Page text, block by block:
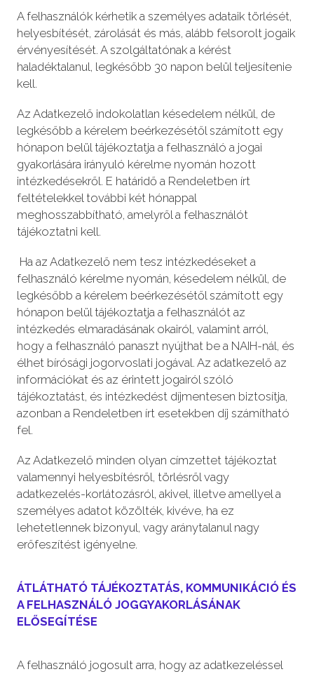
A felhasználók kérhetik a személyes adataik törlését,
helyesbítését, zárolását és más, alább felsorolt jogaik
érvényesítését. A szolgáltatónak a kérést
haladéktalanul, legkésőbb 30 napon belül teljesítenie
kell.
Az Adatkezelő indokolatlan késedelem nélkül, de
legkésőbb a kérelem beérkezésétől számított egy
hónapon belül tájékoztatja a felhasználó a jogai
gyakorlására irányuló kérelme nyomán hozott
intézkedésekről. E határidő a Rendeletben írt
feltételekkel további két hónappal
meghosszabbítható, amelyről a felhasználót
tájékoztatni kell.
Ha az Adatkezelő nem tesz intézkedéseket a
felhasználó kérelme nyomán, késedelem nélkül, de
legkésőbb a kérelem beérkezésétől számított egy
hónapon belül tájékoztatja a felhasználót az
intézkedés elmaradásának okairól, valamint arról,
hogy a felhasználó panaszt nyújthat be a NAIH-nál, és
élhet bírósági jogorvoslati jogával. Az adatkezelő az
információkat és az érintett jogairól szóló
tájékoztatást, és intézkedést díjmentesen biztosítja,
azonban a Rendeletben írt esetekben díj számítható
fel.
Az Adatkezelő minden olyan címzettet tájékoztat
valamennyi helyesbítésről, törlésről vagy
adatkezelés-korlátozásról, akivel, illetve amellyel a
személyes adatot közölték, kivéve, ha ez
lehetetlennek bizonyul, vagy aránytalanul nagy
erőfeszítést igényelne.
ÁTLÁTHATÓ TÁJÉKOZTATÁS, KOMMUNIKÁCIÓ ÉS
A FELHASZNÁLÓ JOGGYAKORLÁSÁNAK
ELŐSEGÍTÉSE
A felhasználó jogosult arra, hogy az adatkezeléssel